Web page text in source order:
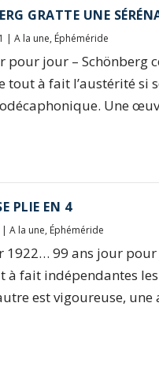
GRATTE UNE
|A la une, Éphéméride
jour – Schönberg
tout à fait l’austérité si
Une
PLIE EN 4
|A la une, Éphéméride
1922… 99 ans jour
fait indépendantes
est vigoureuse,